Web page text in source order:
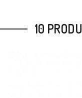
10